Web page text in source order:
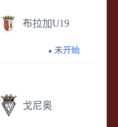
布拉加U19
未开始
戈尼奥